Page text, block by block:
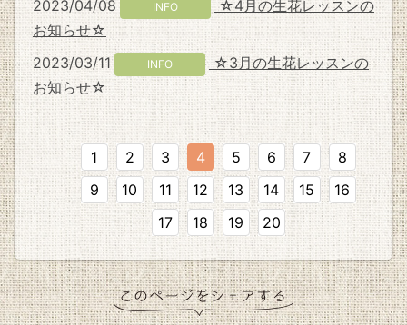
2023/04/08
INFO
☆4月の生花レッスンの
お知らせ☆
2023/03/11
INFO
☆3月の生花レッスンの
お知らせ☆
1 2 3 4 5 6 7
8
9
10 11 12 13 14 15
16
17
18 19 20